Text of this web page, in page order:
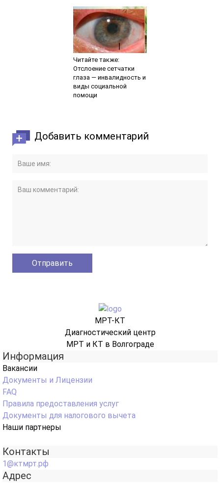
Читайте также:
Отслоение сетчатки
глаза — инвалидность и
виды социальной
помощи
Добавить комментарий
МРТ-КТ
Диагностический центр
МРТ и КТ в Волгограде
Информация
Вакансии
Документы и Лицензии
FAQ
Правила предоставления услуг
Документы для налогового вычета
Наши партнеры
Контакты
1@ктмрт.рф
Адрес